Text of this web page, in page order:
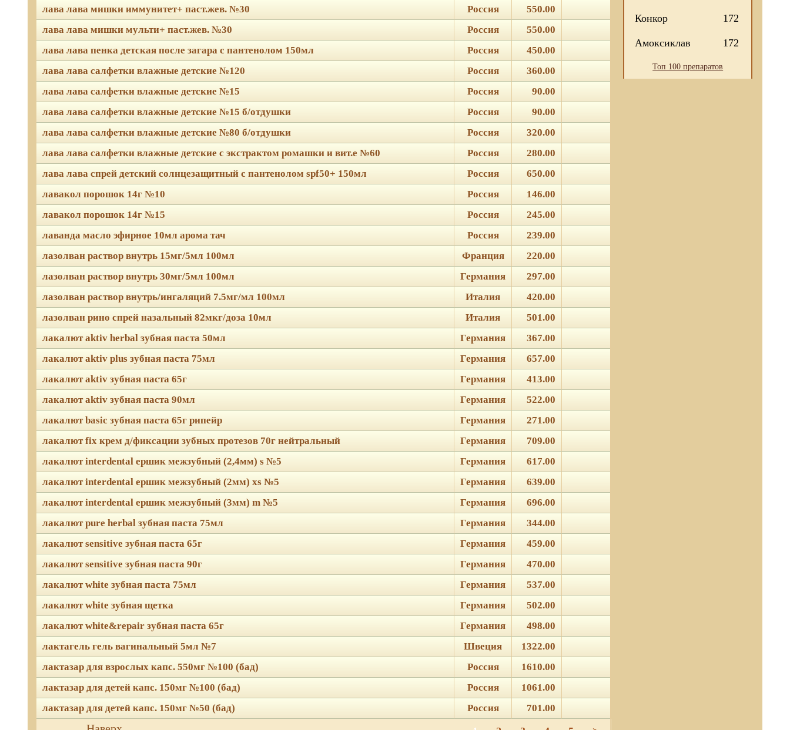
лава лава мишки иммунитет+ паст.жев. №30
Россия
550.00
лава лава мишки мульти+ паст.жев. №30
Россия
550.00
лава лава пенка детская после загара с пантенолом 150мл
Россия
450.00
лава лава салфетки влажные детские №120
Россия
360.00
лава лава салфетки влажные детские №15
Россия
90.00
лава лава салфетки влажные детские №15 б/отдушки
Россия
90.00
лава лава салфетки влажные детские №80 б/отдушки
Россия
320.00
лава лава салфетки влажные детские с экстрактом ромашки и вит.е №60
Россия
280.00
лава лава спрей детский солнцезащитный с пантенолом spf50+ 150мл
Россия
650.00
лавакол порошок 14г №10
Россия
146.00
лавакол порошок 14г №15
Россия
245.00
лаванда масло эфирное 10мл арома тач
Россия
239.00
лазолван раствор внутрь 15мг/5мл 100мл
Франция
220.00
лазолван раствор внутрь 30мг/5мл 100мл
Германия
297.00
лазолван раствор внутрь/ингаляций 7.5мг/мл 100мл
Италия
420.00
лазолван рино спрей назальный 82мкг/доза 10мл
Италия
501.00
лакалют aktiv herbal зубная паста 50мл
Германия
367.00
лакалют aktiv plus зубная паста 75мл
Германия
657.00
лакалют aktiv зубная паста 65г
Германия
413.00
лакалют aktiv зубная паста 90мл
Германия
522.00
лакалют basic зубная паста 65г рипейр
Германия
271.00
лакалют fix крем д/фиксации зубных протезов 70г нейтральный
Германия
709.00
лакалют interdental ершик межзубный (2,4мм) s №5
Германия
617.00
лакалют interdental ершик межзубный (2мм) xs №5
Германия
639.00
лакалют interdental ершик межзубный (3мм) m №5
Германия
696.00
лакалют pure herbal зубная паста 75мл
Германия
344.00
лакалют sensitive зубная паста 65г
Германия
459.00
лакалют sensitive зубная паста 90г
Германия
470.00
лакалют white зубная паста 75мл
Германия
537.00
лакалют white зубная щетка
Германия
502.00
лакалют white&repair зубная паста 65г
Германия
498.00
лактагель гель вагинальный 5мл №7
Швеция
1322.00
лактазар для взрослых капс. 550мг №100 (бад)
Россия
1610.00
лактазар для детей капс. 150мг №100 (бад)
Россия
1061.00
лактазар для детей капс. 150мг №50 (бад)
Россия 701.00
Конкор 172
Амоксиклав 172
Топ 100 препаратов
Мы используем файлы Сookie для корректной работы веб-сайта. Подробности - вПолитике в отношении обработки